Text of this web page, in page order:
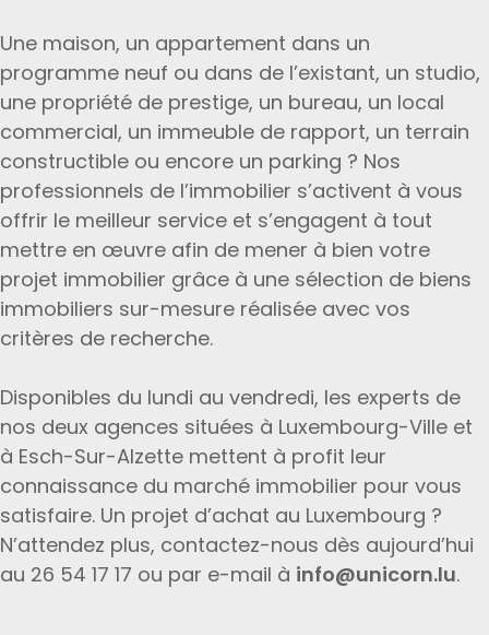
Une maison, un appartement dans un
programme neuf ou dans de l’existant, un studio,
une propriété de prestige, un bureau, un local
commercial, un immeuble de rapport, un terrain
constructible ou encore un parking ? Nos
professionnels de l’immobilier s’activent à vous
offrir le meilleur service et s’engagent à tout
mettre en œuvre afin de mener à bien votre
projet immobilier grâce à une sélection de biens
immobiliers sur-mesure réalisée avec vos
critères de recherche.
Disponibles du lundi au vendredi, les experts de
nos deux agences situées à Luxembourg-Ville et
à Esch-Sur-Alzette mettent à profit leur
connaissance du marché immobilier pour vous
satisfaire. Un projet d’achat au Luxembourg ?
N’attendez plus, contactez-nous dès aujourd’hui
au 26 54 17 17 ou par e-mail à info@unicorn.lu.